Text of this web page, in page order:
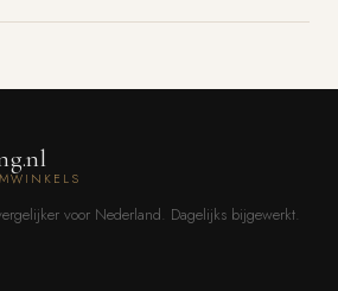
voor Nederland. Dagelijks bijgewerkt.